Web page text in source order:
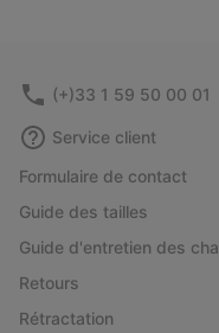
(+)33 1 59 50 00 01
Service client
Formulaire de contact
Guide des tailles
Guide d'entretien des
Retours
Rétractation